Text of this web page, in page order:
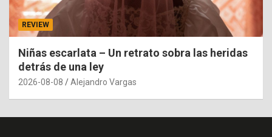
REVIEW
Niñas escarlata – Un retrato sobra las heridas
detrás de una ley
2026-08-08 Alejandro Vargas